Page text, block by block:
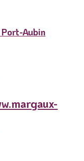
Aubin